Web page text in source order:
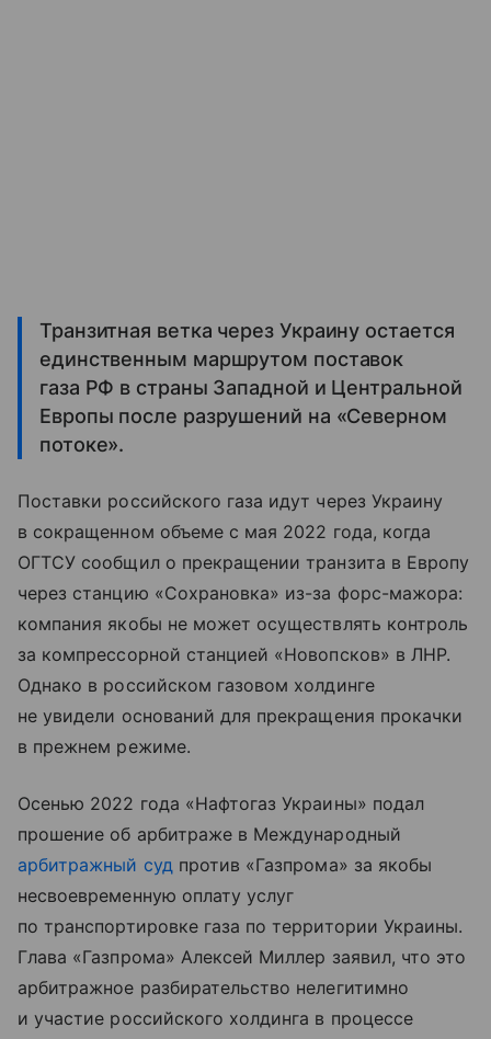
Транзитная ветка через Украину остается
единственным маршрутом поставок
газа РФ в страны Западной и Центральной
Европы после разрушений на «Северном
потоке».
Поставки российского газа идут через Украину
в сокращенном объеме с мая 2022 года, когда
ОГТСУ сообщил о прекращении транзита в Европу
через станцию «Сохрановка» из-за форс-мажора:
компания якобы не может осуществлять контроль
за компрессорной станцией «Новопсков» в ЛНР.
Однако в российском газовом холдинге
не увидели оснований для прекращения прокачки
в прежнем режиме.
Осенью 2022 года «Нафтогаз Украины» подал
прошение об арбитраже в Международный
арбитражный суд против «Газпрома» за якобы
несвоевременную оплату услуг
по транспортировке газа по территории Украины.
Глава «Газпрома» Алексей Миллер заявил, что это
арбитражное разбирательство нелегитимно
и участие российского холдинга в процессе